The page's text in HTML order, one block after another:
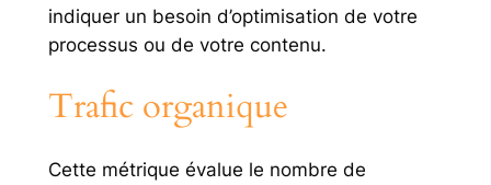
indiquer un besoin d’optimisation de votre
processus ou de votre contenu.
Trafic organique
Cette métrique évalue le nombre de